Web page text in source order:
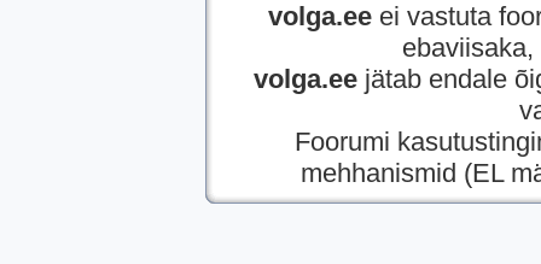
volga.eeei vastuta
volga.ee jätab endale
Foorumi
mehhanismid (EL